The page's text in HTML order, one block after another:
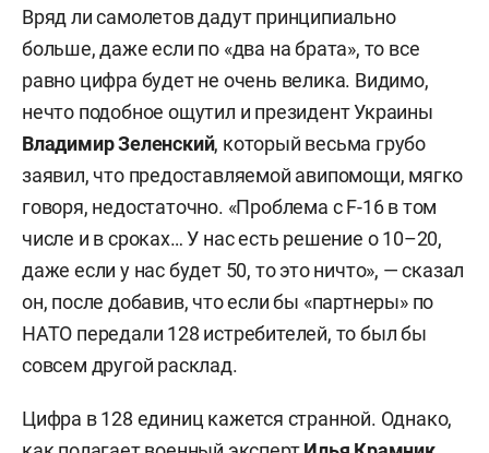
Вряд ли самолетов дадут принципиально
больше, даже если по «два на брата», то все
равно цифра будет не очень велика. Видимо,
нечто подобное ощутил и президент Украины
Владимир Зеленский, который весьма грубо
заявил, что предоставляемой авипомощи, мягко
говоря, недостаточно. «Проблема с F-16 в том
числе и в сроках… У нас есть решение о 10–20,
даже если у нас будет 50, то это ничто», — сказал
он, после добавив, что если бы «партнеры» по
НАТО передали 128 истребителей, то был бы
совсем другой расклад.
Цифра в 128 единиц кажется странной. Однако,